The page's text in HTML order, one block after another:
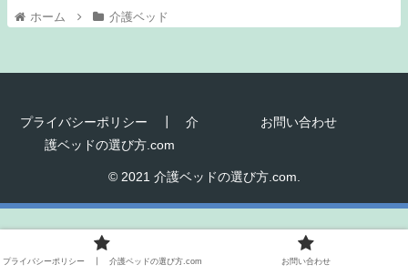
ホーム 介護ベッド
プライバシーポリシー ┃ 介
護ベッドの選び方.com
お問い合わせ
© 2021 介護ベッドの選び方.com.
プライバシーポリシー ┃ 介護ベッドの選び方.com お問い合わせ